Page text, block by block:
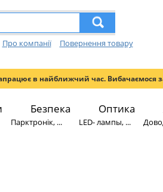
Про компанії
Повернення товару
в найближчий час. Вибачаємося
Безпека
Парктронік, ...
Оптика
LED- лампы, ...